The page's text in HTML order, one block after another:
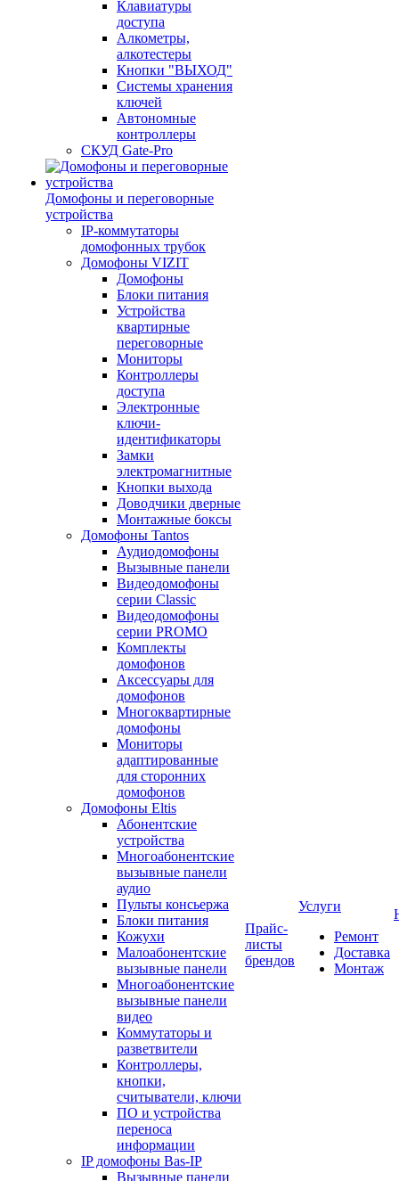
Клавиатуры
доступа
Алкометры,
алкотестеры
Кнопки "ВЫХОД"
Системы хранения
ключей
Автономные
контроллеры
СКУД Gate-Pro
Домофоны и переговорные
устройства
IP-коммутаторы
домофонных трубок
Домофоны VIZIT
Домофоны
Блоки питания
Устройства
квартирные
переговорные
Мониторы
Контроллеры
доступа
Электронные
ключи-
идентификаторы
Замки
электромагнитные
Кнопки выхода
Доводчики дверные
Монтажные боксы
Домофоны Tantos
Аудиодомофоны
Вызывные панели
Видеодомофоны
серии Classic
Видеодомофоны
серии PROMO
Комплекты
домофонов
Аксессуары для
домофонов
Многоквартирные
домофоны
Мониторы
адаптированные
для сторонних
домофонов
Домофоны Eltis
Абонентские
устройства
Многоабонентские
вызывные панели
аудио
Пульты консьержа
Блоки питания
Кожухи
Малоабонентские
вызывные панели
Многоабонентские
вызывные панели
видео
Коммутаторы и
разветвители
Контроллеры,
кнопки,
считыватели, ключи
ПО и устройства
переноса
информации
IP домофоны Bas-IP
Вызывные панели
Прайс-
листы
брендов
Услуги
Ремонт
Доставка
Монтаж